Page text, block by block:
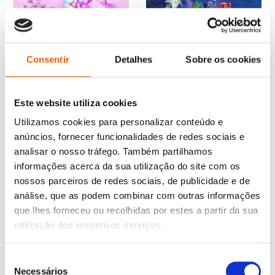
Consentir Detalhes Sobre os cookies
Este website utiliza cookies
Utilizamos cookies para personalizar conteúdo e
anúncios, fornecer funcionalidades de redes sociais e
analisar o nosso tráfego. Também partilhamos
informações acerca da sua utilização do site com os
nossos parceiros de redes sociais, de publicidade e de
análise, que as podem combinar com outras informações
que lhes forneceu ou recolhidas por estes a partir da sua
utilização dos respetivos serviços.
Necessários
preço
As Minhas Primeiras
preço preço
PJ Masks: Conhece a Fada
preço
original
preço
atual
O Meu Primeiro Livro de
Madeira: Amigos do Mar